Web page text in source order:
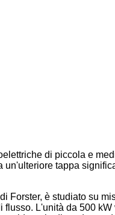
di piccola e
tappa
Forster, è studiato su
L'unità da 500